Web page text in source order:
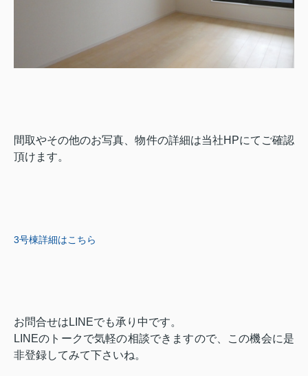
間取やその他のお写真、物件の詳細は当社HPにてご確認
頂けます。
3号棟詳細はこちら
お問合せはLINEでも承り中です。
LINEのトークで気軽の相談できますので、この機会に是
非登録してみて下さいね。